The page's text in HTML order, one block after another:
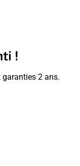
!
garanties 2 ans.